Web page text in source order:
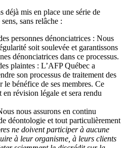
déjà mis en place une série de
sans relâche :
personnes dénonciatrices : Nous
soit soulevée et garantissons
dénonciatrices dans ce processus.
plaintes : L’AFP Québec a
son processus de traitement des
le bénéfice de ses membres. Ce
en révision légale et sera rendu
nous assurons en continu
déontologie et tout particulièrement
ne doivent participer à aucune
à leur organisme, à leurs clients